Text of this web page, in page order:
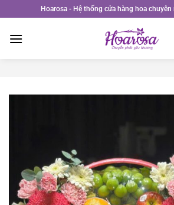
qua
nội
Hoarosa - Hệ thống cửa hàng hoa